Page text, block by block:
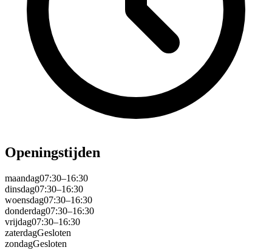
Openingstijden
maandag07:30–16:30
dinsdag07:30–16:30
woensdag07:30–16:30
donderdag07:30–16:30
vrijdag07:30–16:30
zaterdagGesloten
zondagGesloten